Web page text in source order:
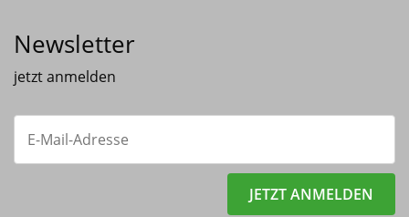
Newsletter
jetzt anmelden
JETZT ANMELDEN